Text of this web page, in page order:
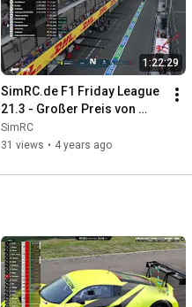
1:22:29
SimRC.de F1 Friday League
21.3 - Großer Preis von
Saudi-Arabien - 01.04.2022,
19:00 Uhr
SimRC
31 views • 4 years ago